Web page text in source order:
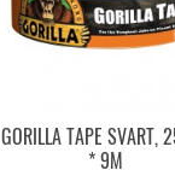
GORILLA TAPE SVART,
* 9M